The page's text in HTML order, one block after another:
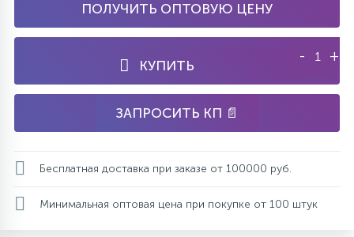
ПОЛУЧИТЬ ОПТОВУЮ ЦЕНУ
КУПИТЬ
- +
ЗАПРОСИТЬ КП 📄
Бесплатная доставка при заказе от 100000 руб.
Минимальная оптовая цена при покупке от 100 штук